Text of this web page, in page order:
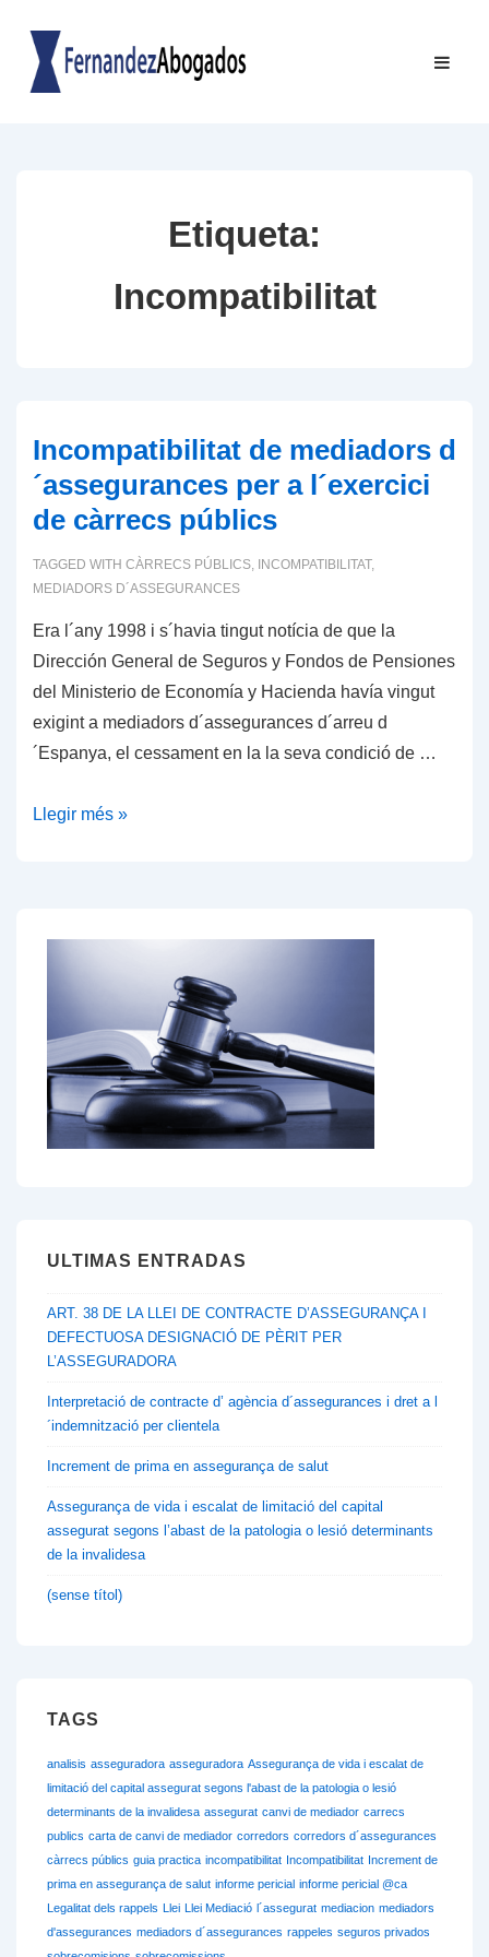
Salta
Etiqueta:
Incompatibilitat
Incompatibilitat de mediadors d
´assegurances per a l´exercici
de càrrecs públics
TAGGED WITH CÀRRECS PÚBLICS, INCOMPATIBILITAT,
MEDIADORS D´ASSEGURANCES
Era l´any 1998 i s´havia tingut notícia de que la
Dirección General de Seguros y Fondos de Pensiones
del Ministerio de Economía y Hacienda havía vingut
exigint a mediadors d´assegurances d´arreu d
´Espanya, el cessament en la la seva condició de …
Incompatibilitat
´assegurances
´exercici
càrrecs
públics
Llegir més »
ULTIMAS ENTRADAS
ART. 38 DE LA LLEI DE CONTRACTE D’ASSEGURANÇA I
DEFECTUOSA DESIGNACIÓ DE PÈRIT PER
L’ASSEGURADORA
Interpretació de contracte d’ agència d´assegurances i dret a l
´indemnització per clientela
Increment de prima en assegurança de salut
Assegurança de vida i escalat de limitació del capital
assegurat segons l’abast de la patologia o lesió determinants
de la invalidesa
(sense títol)
TAGS
analisis asseguradora asseguradora Assegurança de vida i escalat de
limitació del capital assegurat segons l'abast de la patologia o lesió
determinants de la invalidesa assegurat canvi de mediador carrecs
publics carta de canvi de mediador corredors corredors d´assegurances
càrrecs públics guia practica incompatibilitat Incompatibilitat Increment de
prima en assegurança de salut informe pericial informe pericial @ca
Legalitat dels rappels Llei Llei Mediació l´assegurat mediacion mediadors
d'assegurances mediadors d´assegurances rappeles seguros privados